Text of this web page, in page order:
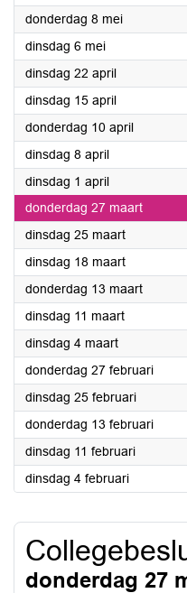
donderdag 8 mei2025
dinsdag 6 mei2025
dinsdag 22 april2025
dinsdag 15 april2025
donderdag 10 april2025
dinsdag 8 april2025
dinsdag 1 april2025
donderdag 27 maart2025
dinsdag 25 maart2025
dinsdag 18 maart2025
donderdag 13 maart2025
dinsdag 11 maart2025
dinsdag 4 maart2025
donderdag 27 februari2025
dinsdag 25 februari2025
donderdag 13 februari2025
dinsdag 11 februari2025
dinsdag 4 februari2025
donderdag 27